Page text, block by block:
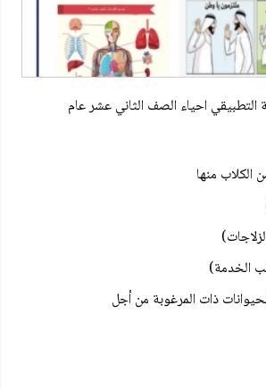
احياء الصف الثاني عشر عام
منها
الخدمة)
ذات المرغوبة من أجل